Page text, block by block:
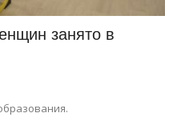
занято в